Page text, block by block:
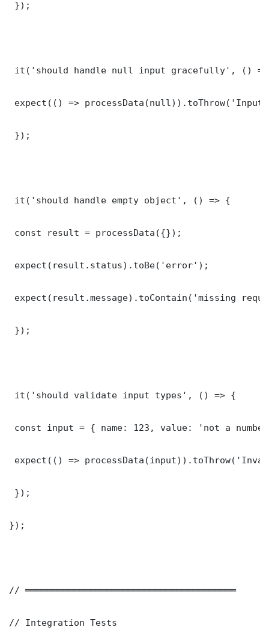
});
it('should handle null input gracefully', ()
expect(() =>
});
it('should handle empty object', () => {
const result = processData({});
expect(result.status).toBe('error');
expect(result.message).toContain('missing
});
it('should validate input types', () => {
const input = { name: 123, value: 'not a
expect(() =>
});
});
// ═══════════════════════════════════════
// Integration Tests